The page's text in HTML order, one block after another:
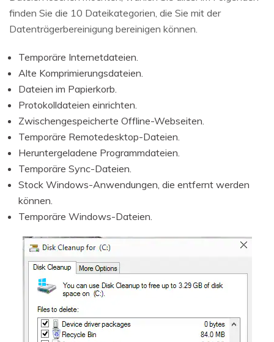
finden Sie die 10 Dateikategorien, die Sie mit der
Datenträgerbereinigung bereinigen können.
Temporäre Internetdateien.
Alte Komprimierungsdateien.
Dateien im Papierkorb.
Protokolldateien einrichten.
Zwischengespeicherte Offline-Webseiten.
Temporäre Remotedesktop-Dateien.
Heruntergeladene Programmdateien.
Temporäre Sync-Dateien.
Stock Windows-Anwendungen, die entfernt werden
können.
Temporäre Windows-Dateien.